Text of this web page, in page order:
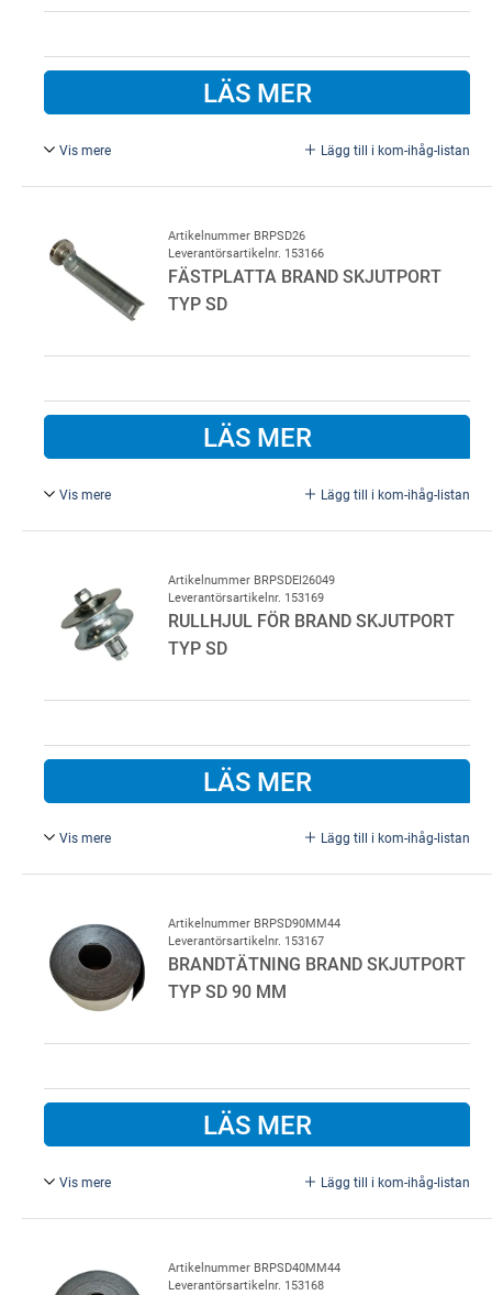
LÄS MER
Vis mere Lägg till i kom-ihåg-listan
Artikelnummer BRPSD26
Leverantörsartikelnr. 153166
FÄSTPLATTA BRAND SKJUTPORT
TYP SD
LÄS MER
Vis mere Lägg till i kom-ihåg-listan
Artikelnummer BRPSDEI26049
Leverantörsartikelnr. 153169
RULLHJUL FÖR BRAND SKJUTPORT
TYP SD
LÄS MER
Vis mere Lägg till i kom-ihåg-listan
Rullhjul för brand skjutport typ SD, Brand klass EI2 60
Artikelnummer BRPSD90MM44
Leverantörsartikelnr. 153167
BRANDTÄTNING BRAND SKJUTPORT
TYP SD 90 MM
LÄS MER
Vis mere Lägg till i kom-ihåg-listan
Brandtätning brand skjutport typ SD 90 mm brandtätning
Artikelnummer BRPSD40MM44
Leverantörsartikelnr. 153168